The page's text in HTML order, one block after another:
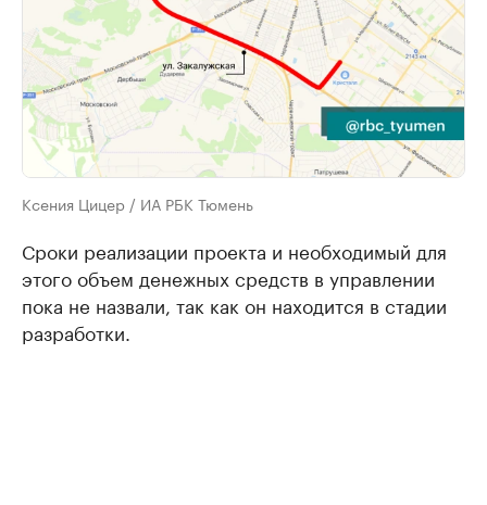
Ксения Цицер / ИА РБК Тюмень
Сроки реализации проекта и необходимый для
этого объем денежных средств в управлении
пока не назвали, так как он находится в стадии
разработки.